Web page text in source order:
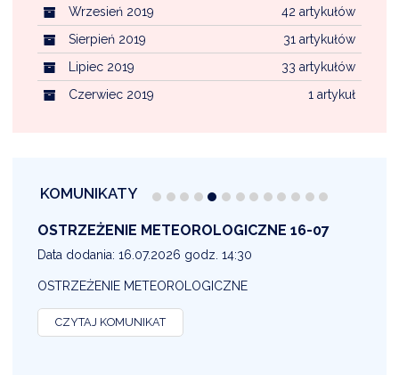
42 artykułów
Wrzesień 2019
31 artykułów
Sierpień 2019
33 artykułów
Lipiec 2019
1 artykuł
Czerwiec 2019
KOMUNIKATY
OSTRZEŻENIE METEOROLOGICZNE 16-07
Data dodania: 16.07.2026 godz. 14:30
OSTRZEŻENIE METEOROLOGICZNE
CZYTAJ KOMUNIKAT